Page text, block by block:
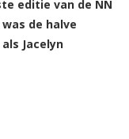
editie van de NN
de halve
Jacelyn